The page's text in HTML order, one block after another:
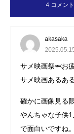
4 コメント
akasaka
サメ映画祭🦈お
サメ映画あるあ
確かに画像見る
やんちゃな子供
で面白いですね